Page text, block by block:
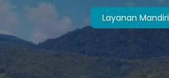
Layanan Mandiri